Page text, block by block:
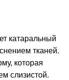
катаральный
тканей.
которая
слизистой.